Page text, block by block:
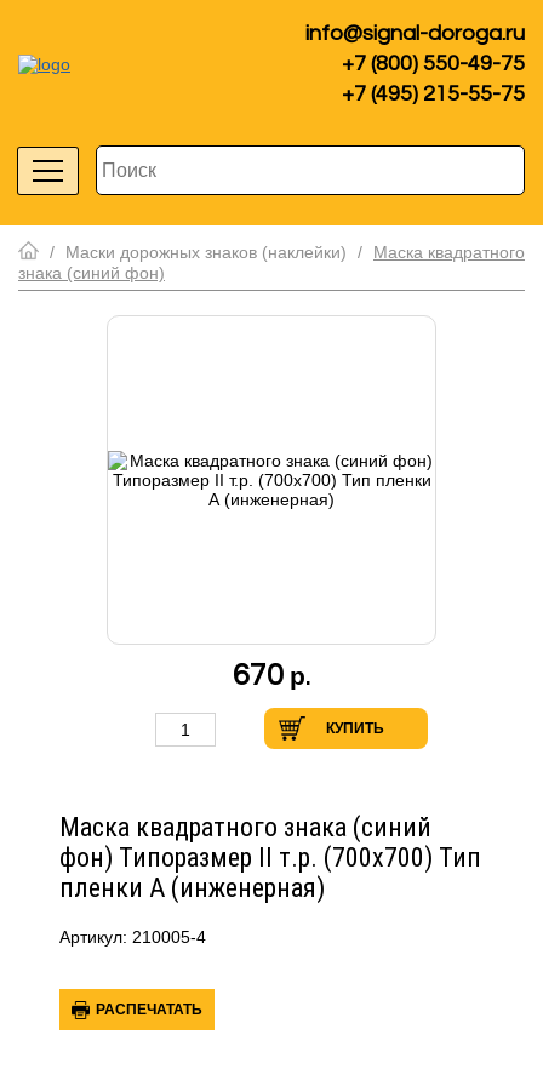
info@signal-doroga.ru
+7 (800) 550-49-75
+7 (495) 215-55-75
/ Маски дорожных знаков (наклейки) /
Маска квадратного
знака (синий фон)
Маска квадратного знака (синий
фон) Типоразмер II т.р. (700х700) Тип
пленки А (инженерная)
Артикул: 210005-4
РАСПЕЧАТАТЬ
670 р.
КУПИТЬ